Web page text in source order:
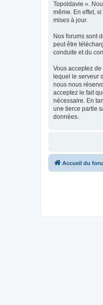
Topoldavie ».
même. En effet,
mises à jour.
Nos forums sont
peut être
conduite et du
Vous acceptez
lequel le serveur
nous nous
acceptez le fait
nécessaire. En
une tierce partie
données.
Accueil du